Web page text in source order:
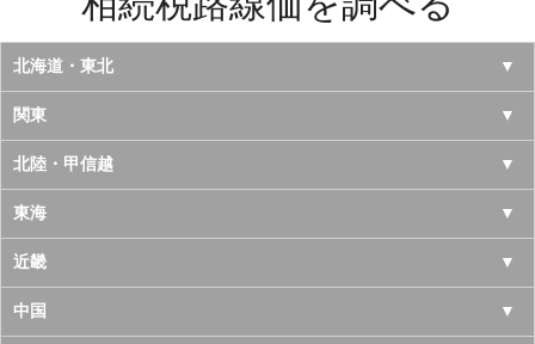
北海道・東北
北海道
青森県
岩手県
宮城県
秋田県
関東
東京都
神奈川県
千葉県
埼玉県
北陸・甲信越
山梨県
長野県
新潟県
東海
愛知県
岐阜県
近畿
大阪府
中国